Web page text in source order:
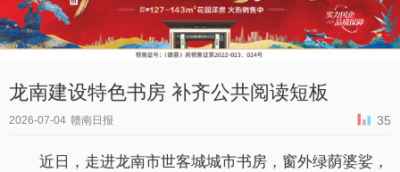
龙南建设特色书房 补齐公共阅读短板
2026-07-04 赣南日报 35
近日，走进龙南市世客城城市书房，窗外绿荫婆娑，